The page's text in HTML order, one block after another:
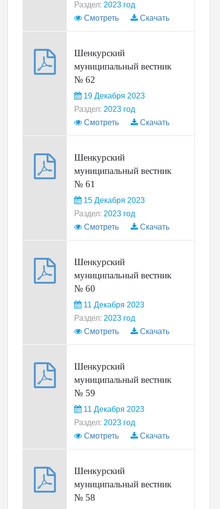
Раздел: 2023 год
Смотреть
Скачать
Шенкурский
муниципальный вестник
№ 62
19 Декабря 2023
Раздел: 2023 год
Смотреть
Скачать
Шенкурский
муниципальный вестник
№ 61
15 Декабря 2023
Раздел: 2023 год
Смотреть
Скачать
Шенкурский
муниципальный вестник
№ 60
11 Декабря 2023
Раздел: 2023 год
Смотреть
Скачать
Шенкурский
муниципальный вестник
№ 59
11 Декабря 2023
Раздел: 2023 год
Смотреть
Скачать
Шенкурский
муниципальный вестник
№ 58